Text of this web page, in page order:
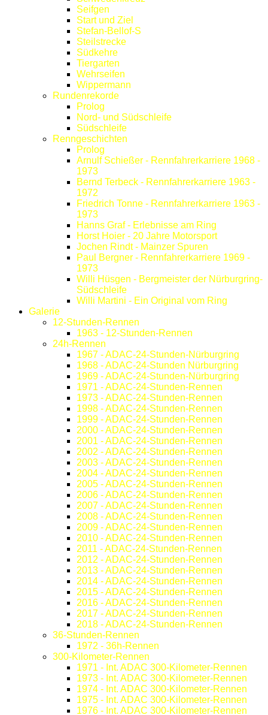
Seifgen
Start und Ziel
Stefan-Bellof-S
Steilstrecke
Südkehre
Tiergarten
Wehrseifen
Wippermann
Rundenrekorde
Prolog
Nord- und Südschleife
Südschleife
Renngeschichten
Prolog
Arnulf Schießer - Rennfahrerkarriere 1968 -
1973
Bernd Terbeck - Rennfahrerkarriere 1963 -
1972
Friedrich Tonne - Rennfahrerkarriere 1963 -
1973
Hanns Graf - Erlebnisse am Ring
Horst Hoier - 20 Jahre Motorsport
Jochen Rindt - Mainzer Spuren
Paul Bergner - Rennfahrerkarriere 1969 -
1973
Willi Hüsgen - Bergmeister der Nürburgring-
Südschleife
Willi Martini - Ein Original vom Ring
Galerie
12-Stunden-Rennen
1963 - 12-Stunden-Rennen
24h-Rennen
1967 - ADAC-24-Stunden-Nürburgring
1968 - ADAC-24-Stunden Nürburgring
1969 - ADAC-24-Stunden-Nürburgring
1971 - ADAC-24-Stunden-Rennen
1973 - ADAC-24-Stunden-Rennen
1998 - ADAC-24-Stunden-Rennen
1999 - ADAC-24-Stunden-Rennen
2000 - ADAC-24-Stunden-Rennen
2001 - ADAC-24-Stunden-Rennen
2002 - ADAC-24-Stunden-Rennen
2003 - ADAC-24-Stunden-Rennen
2004 - ADAC-24-Stunden-Rennen
2005 - ADAC-24-Stunden-Rennen
2006 - ADAC-24-Stunden-Rennen
2007 - ADAC-24-Stunden-Rennen
2008 - ADAC-24-Stunden-Rennen
2009 - ADAC-24-Stunden-Rennen
2010 - ADAC-24-Stunden-Rennen
2011 - ADAC-24-Stunden-Rennen
2012 - ADAC-24-Stunden-Rennen
2013 - ADAC-24-Stunden-Rennen
2014 - ADAC-24-Stunden-Rennen
2015 - ADAC-24-Stunden-Rennen
2016 - ADAC-24-Stunden-Rennen
2017 - ADAC-24-Stunden-Rennen
2018 - ADAC-24-Stunden-Rennen
36-Stunden-Rennen
1972 - 36h-Rennen
300-Kilometer-Rennen
1971 - Int. ADAC 300-Kilometer-Rennen
1973 - Int. ADAC 300-Kilometer-Rennen
1974 - Int. ADAC 300-Kilometer-Rennen
1975 - Int. ADAC 300-Kilometer-Rennen
1976 - Int. ADAC 300-Kilometer-Rennen